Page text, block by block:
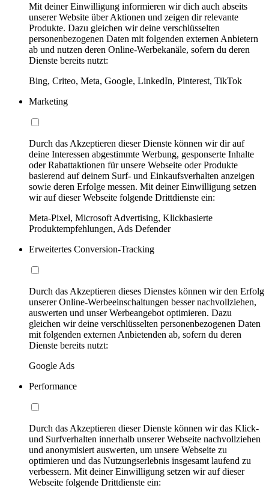
Mit deiner Einwilligung informieren wir dich auch abseits
unserer Website über Aktionen und zeigen dir relevante
Produkte. Dazu gleichen wir deine verschlüsselten
personenbezogenen Daten mit folgenden externen Anbietern
ab und nutzen deren Online-Werbekanäle, sofern du deren
Dienste bereits nutzt:
Bing, Criteo, Meta, Google, LinkedIn, Pinterest, TikTok
Marketing
Durch das Akzeptieren dieser Dienste können wir dir auf
deine Interessen abgestimmte Werbung, gesponserte Inhalte
oder Rabattaktionen für unsere Webseite oder Produkte
basierend auf deinem Surf- und Einkaufsverhalten anzeigen
sowie deren Erfolge messen. Mit deiner Einwilligung setzen
wir auf dieser Webseite folgende Drittdienste ein:
Meta-Pixel, Microsoft Advertising, Klickbasierte
Produktempfehlungen, Ads Defender
Erweitertes Conversion-Tracking
Durch das Akzeptieren dieses Dienstes können wir den Erfolg
unserer Online-Werbeeinschaltungen besser nachvollziehen,
auswerten und unser Werbeangebot optimieren. Dazu
gleichen wir deine verschlüsselten personenbezogenen Daten
mit folgenden externen Anbietenden ab, sofern du deren
Dienste bereits nutzt:
Google Ads
Performance
Durch das Akzeptieren dieser Dienste können wir das Klick-
und Surfverhalten innerhalb unserer Webseite nachvollziehen
und anonymisiert auswerten, um unsere Webseite zu
optimieren und das Nutzungserlebnis insgesamt laufend zu
verbessern. Mit deiner Einwilligung setzen wir auf dieser
Webseite folgende Drittdienste ein: